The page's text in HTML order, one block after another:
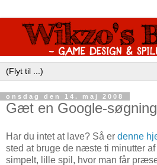
onsdag den 14. maj 2008
Gæt en Google-søgning
Har du intet at lave? Så er denne
sted at bruge de næste ti minutter
simpelt, lille spil, hvor man får